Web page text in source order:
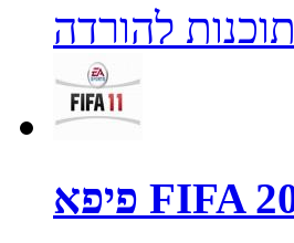
תוכנות להורדה